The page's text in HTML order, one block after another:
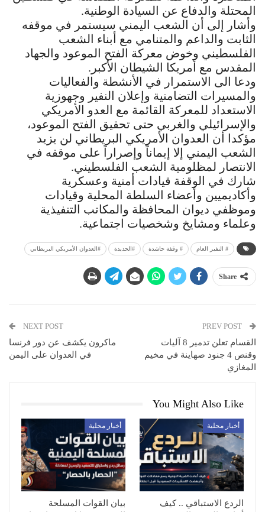
المحتلة والدفاع عن السيادة الوطنية.
وأشار إلى أن الشعب اليمني سيستمر في موقفه
الثابت والداعم والمتنامي مع أبناء الشعب
الفلسطيني وخوض معركة الفتح الموعود والجهاد
المقدس مع أمريكا الشيطان الأكبر.
ودعا الى الاستمرار في الأنشطة والفعاليات
والمسيرات التضامنية وإعلان النفير وجهوزية
الاستعداد للمعركة القائمة مع العدو الأمريكي
والإسرائيلي والغربي حتى تحقيق الفتح الموعود،
مؤكدا أن العدوان الأمريكي البريطاني لن يزيد
الشعب اليمني إلا إيماناً وإصراراً على موقفه في
الانتصار لمظلومية الشعب الفلسطيني.
شارك في الوقفة قيادات أمنية وعسكرية
وأكاديميين وأعضاء السلطة المحلية وقيادات
وموظفي ديوان المحافظة والمكاتب التنفيذية
وعلماء ومشايخ وشخصيات اجتماعية.
# النفير العام # وقفة حاشدة #الحديدة #العدوان الأمريكي البريطاني
Share
القسام تعلن تدمير 8 آليات
وقنص 4 جنود صهاينة في مخيم
المغازي
NEXT POST
ماكرون يكشف عن دور فرنسا
في العدوان على اليمن
You Might Also Like
أخبار محلية
الردع الاستباقي .. كيف
أخبار محلية
بيان القوات المسلحة